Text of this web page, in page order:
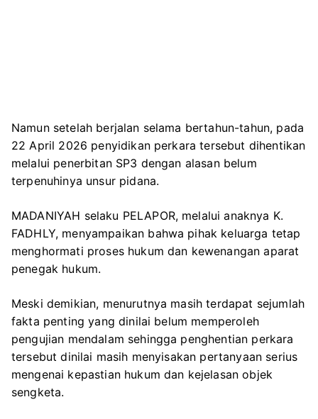
Namun setelah berjalan selama bertahun-tahun, pada
22 April 2026 penyidikan perkara tersebut dihentikan
melalui penerbitan SP3 dengan alasan belum
terpenuhinya unsur pidana.
MADANIYAH selaku PELAPOR, melalui anaknya K.
FADHLY, menyampaikan bahwa pihak keluarga tetap
menghormati proses hukum dan kewenangan aparat
penegak hukum.
Meski demikian, menurutnya masih terdapat sejumlah
fakta penting yang dinilai belum memperoleh
pengujian mendalam sehingga penghentian perkara
tersebut dinilai masih menyisakan pertanyaan serius
mengenai kepastian hukum dan kejelasan objek
sengketa.